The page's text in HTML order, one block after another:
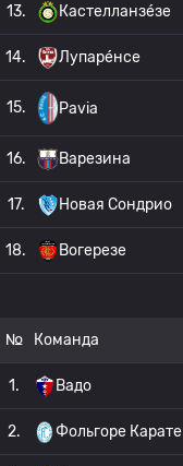
13. Кастелланзе́зе
14. Лупаре́нсе
15. Pavia
16. Варезина
17. Новая Сондрио
18. Вогерезе
№ Команда
1. Вадо
2. Фольгоре Карате